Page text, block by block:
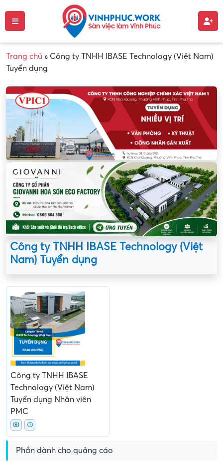
Trang chủ » Công ty TNHH IBASE Technology (Việt Nam)
Tuyển dụng
Công ty TNHH IBASE Technology (Việt
Nam) Tuyển dụng
Công ty TNHH IBASE
Technology (Việt Nam)
Tuyển dụng Nhân viên
PMC
Phần dành cho quảng cáo